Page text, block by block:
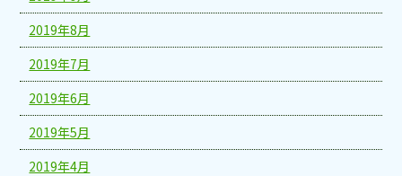
2019年8月
2019年7月
2019年6月
2019年5月
2019年4月